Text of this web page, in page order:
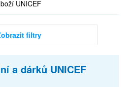
UNICEF
filtry
a dárků UNICEF